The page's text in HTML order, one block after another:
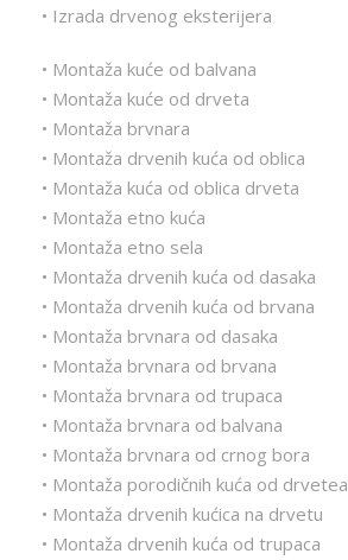
• Izrada drvenog eksterijera
• Montaža kuće od balvana
• Montaža kuće od drveta
• Montaža brvnara
• Montaža drvenih kuća od oblica
• Montaža kuća od oblica drveta
• Montaža etno kuća
• Montaža etno sela
• Montaža drvenih kuća od dasaka
• Montaža drvenih kuća od brvana
• Montaža brvnara od dasaka
• Montaža brvnara od brvana
• Montaža brvnara od trupaca
• Montaža brvnara od balvana
• Montaža brvnara od crnog bora
• Montaža porodičnih kuća od drvetea
• Montaža drvenih kućica na drvetu
• Montaža drvenih kuća od trupaca